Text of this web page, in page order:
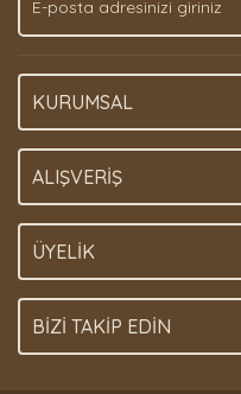
KURUMSAL
ALIŞVERİŞ
ÜYELİK
BİZİ TAKİP EDİN